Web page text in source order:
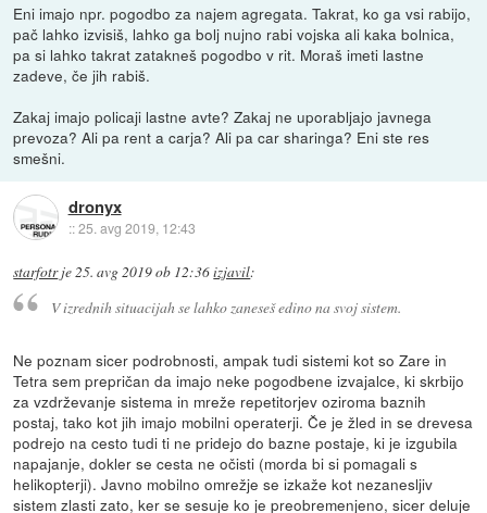
Eni imajo npr. pogodbo za najem agregata. Takrat, ko ga vsi rabijo,
pač lahko izvisiš, lahko ga bolj nujno rabi vojska ali kaka bolnica,
pa si lahko takrat zatakneš pogodbo v rit. Moraš imeti lastne
zadeve, če jih rabiš.
Zakaj imajo policaji lastne avte? Zakaj ne uporabljajo javnega
prevoza? Ali pa rent a carja? Ali pa car sharinga? Eni ste res
smešni.
dronyx
::25. avg 2019, 12:43
starfotrje25. avg 2019 ob 12:36izjavil:
V izrednih situacijah se lahko zaneseš edino na svoj sistem.
Ne poznam sicer podrobnosti, ampak tudi sistemi kot so Zare in
Tetra sem prepričan da imajo neke pogodbene izvajalce, ki skrbijo
za vzdrževanje sistema in mreže repetitorjev oziroma baznih
postaj, tako kot jih imajo mobilni operaterji. Če je žled in se drevesa
podrejo na cesto tudi ti ne pridejo do bazne postaje, ki je izgubila
napajanje, dokler se cesta ne očisti (morda bi si pomagali s
helikopterji). Javno mobilno omrežje se izkaže kot nezanesljiv
sistem zlasti zato, ker se sesuje ko je preobremenjeno, sicer deluje